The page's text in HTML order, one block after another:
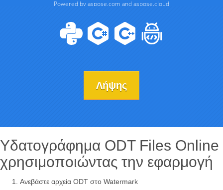
Λήψης
Υδατογράφημα ODT Files Online
χρησιμοποιώντας την εφαρμογή
Ανεβάστε αρχεία ODT στο Watermark